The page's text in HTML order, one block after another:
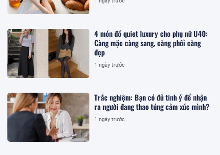
4 món đồ quiet luxury cho phụ nữ U40:
Càng mặc càng sang, càng phối càng
đẹp
1 ngày trước
Trắc nghiệm: Bạn có đủ tinh ý để nhận
ra người đang thao túng cảm xúc mình?
1 ngày trước